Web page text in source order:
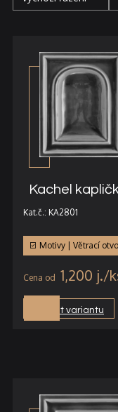
Kachel
Kat.č.: KA2801
Motivy | Větrací
1,200 j.
Vybrat variantu